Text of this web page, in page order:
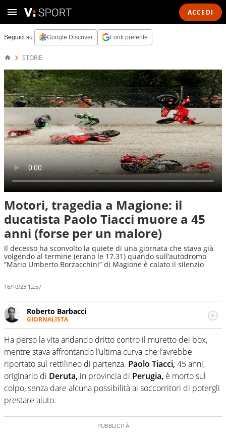
ACCEDI
Seguici su: Google Discover Fonti preferite
STORIE
Motori, tragedia a Magione: il
ducatista Paolo Tiacci muore a 45
anni (forse per un malore)
Il decesso ha sconvolto la quiete di una giornata che stava già
volgendo al termine (erano le 17.31) quando sull’autodromo
“Mario Umberto Borzacchini” di Magione è calato il silenzio
16/10/23 12:57
Roberto Barbacci
GIORNALISTA
Giornalista (pubblicista) sportivo a tutto campo, è il
tuttologo di Virgilio Sport. Provate a chiedergli di boxe, di
scherma, di volley o di curling: ve ne farà innamorare
Ha perso la vita andando dritto contro il muretto dei box,
mentre stava affrontando l’ultima curva che l’avrebbe
riportato sul rettilineo di partenza. Paolo Tiacci,45 anni,
originario di Deruta, in provincia di Perugia, è morto sul
colpo, senza dare alcuna possibilità ai soccorritori di potergli
prestare aiuto.